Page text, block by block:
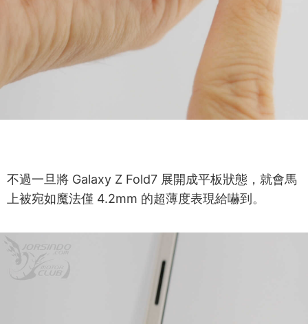
不過一旦將 Galaxy Z Fold7 展開成平板狀態，就會馬
上被宛如魔法僅 4.2mm 的超薄度表現給嚇到。